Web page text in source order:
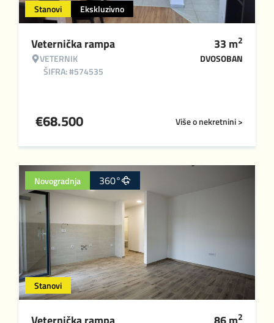
Stanovi Ekskluzivno
Veternička rampa
VETERNIK
ŠIFRA: #574535
33 m2
DVOSOBAN
Više o nekretnini >
€68.500
Stanovi
Novogradnja 360°
2